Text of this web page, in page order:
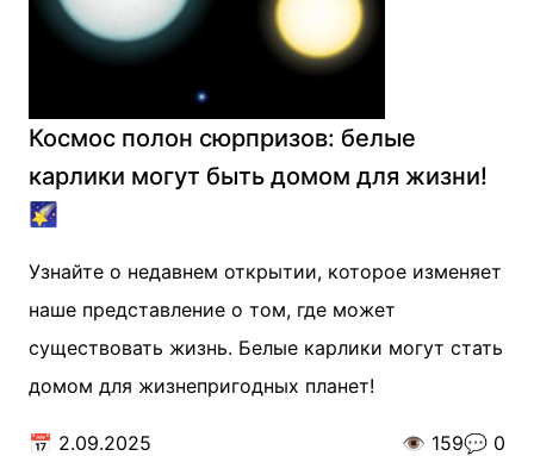
Космос полон сюрпризов: белые
карлики могут быть домом для жизни!
🌠
Узнайте о недавнем открытии, которое изменяет
наше представление о том, где может
существовать жизнь. Белые карлики могут стать
домом для жизнепригодных планет!
📅 2.09.2025 👁️ 159💬 0